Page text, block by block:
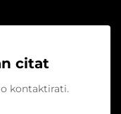
citat
kontaktirati.